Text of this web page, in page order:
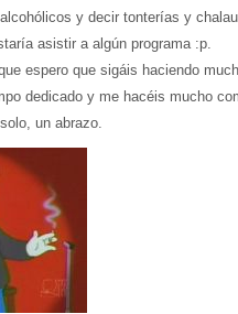
y decir tonterías y
asistir a algún programa :p.
espero que sigáis haciendo
dedicado y me hacéis mucho
un abrazo.